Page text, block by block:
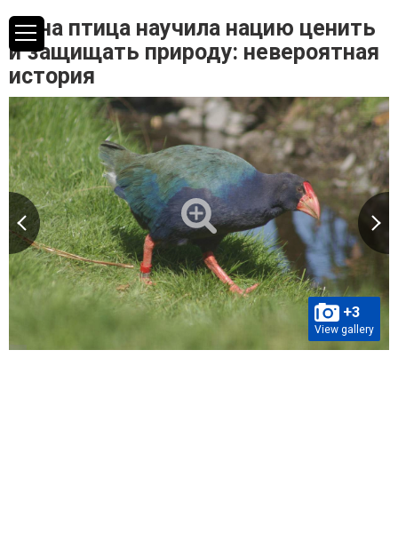
Одна птица научила нацию ценить
и защищать природу: невероятная
история
+3
View gallery